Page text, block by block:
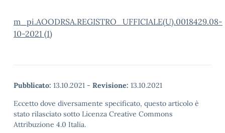
m_pi.AOODRSA.REGISTRO_UFFICIALE(U).0018429.08-
10-2021 (1)
Pubblicato: 13.10.2021 - Revisione: 13.10.2021
Eccetto dove diversamente specificato, questo articolo è
stato rilasciato sotto Licenza Creative Commons
Attribuzione 4.0 Italia.